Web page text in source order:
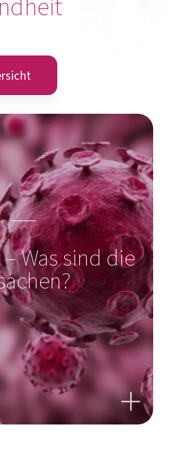
Was sind die